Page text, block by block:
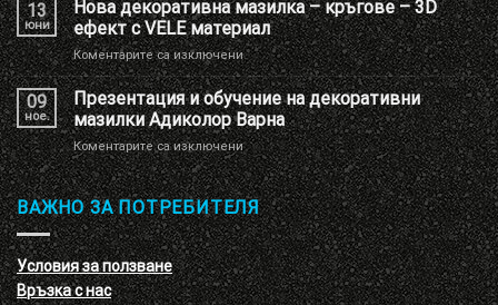
мазилка
с
имитация
на
перлени
тухлички
13
юни
Нова декоративна мазилка – кръгове – 3D
ефект с VELE материал
Коментарите са изключениза
Нова
декоративна
мазилка
–
кръгове
–
3D
ефект
с
VELE
материал
09
ное.
Презентация и обучение на декоративни
мазилки Адиколор Варна
Коментарите са изключениза
Презентация
и
обучение
на
декоративни
мазилки
Адиколор
Варна
ВАЖНО ЗА ПОТРЕБИТЕЛЯ
Условия за ползване
Връзка с нас